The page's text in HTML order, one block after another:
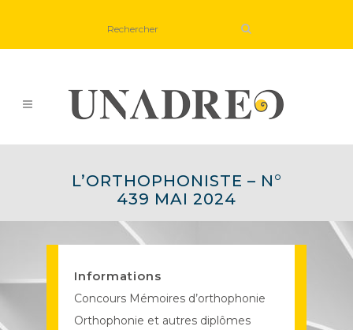
L’ORTHOPHONISTE – N°
439 MAI 2024
Informations
Concours Mémoires d’orthophonie
Orthophonie et autres diplômes